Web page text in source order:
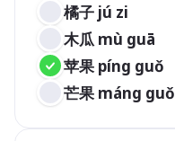
橘子 jú zi
木瓜 mù guā
苹果 píng guǒ
芒果 máng guǒ